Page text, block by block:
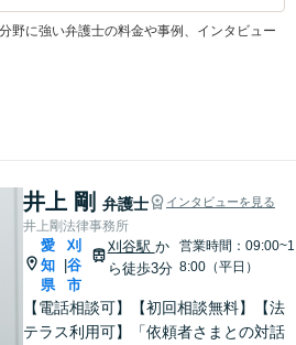
野に強い弁護士の料金や事例、インタビュー
井上 剛 弁護士 インタビューを見る
井上剛法律事務所
愛
知
県
刈
谷
市
刈谷駅 か
ら徒歩3分
営業時間：09:00~1
8:00（平日）
【電話相談可】【初回相談無料】【法
テラス利用可】「依頼者さまとの対話